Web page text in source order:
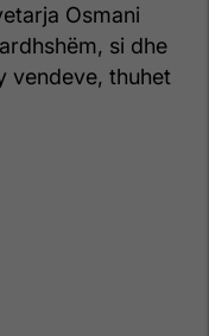
Osmani
si dhe
vendeve, thuhet